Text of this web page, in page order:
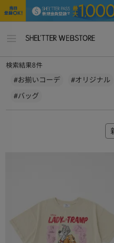
ー
を
く
検索結果8件
#お揃いコーデ #オリジナル
#バッグ